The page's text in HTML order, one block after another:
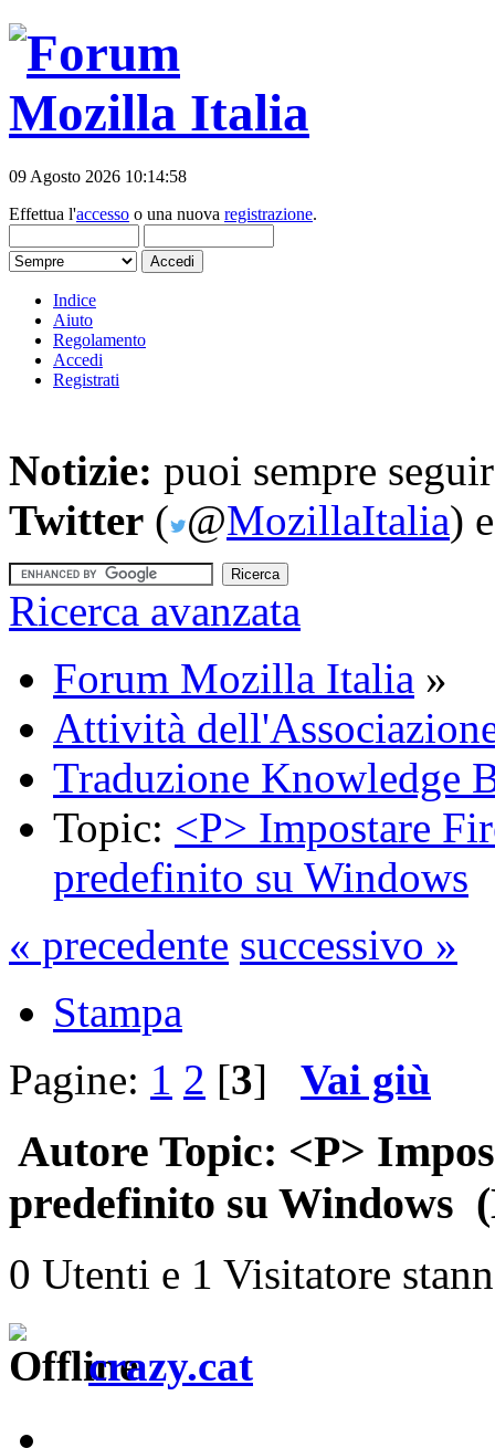
09 Agosto 2026 10:14:58
Effettua l'accesso o una nuova registrazione.
Indice
Aiuto
Regolamento
Accedi
Registrati
Notizie: puoi sempre
Twitter ( @MozillaItalia)
Ricerca avanzata
Forum Mozilla Italia »
Attività
Traduzione Knowledge
Topic: <P> Impostare
predefinito su Windows
« precedente successivo »
Stampa
Pagine: 1 2 [3] Vai giù
Autore Topic: <P>
predefinito su Windows
0 Utenti e 1 Visitatore
crazy.cat